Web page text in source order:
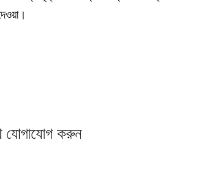
যোগাযোগ করুন